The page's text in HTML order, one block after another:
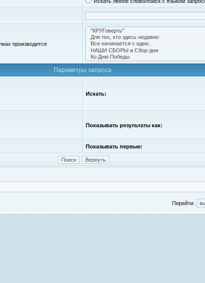
производится
Параметры запроса
Искать:
Показывать результаты как:
Показывать первые:
Перейти: